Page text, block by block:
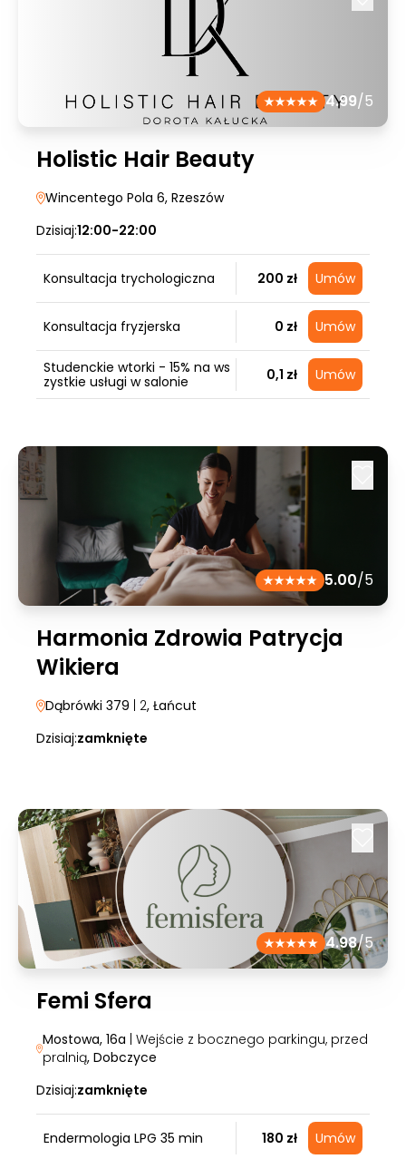
4.99/5
Holistic Hair Beauty
Wincentego Pola 6, Rzeszów
Dzisiaj:12:00-22:00
Konsultacja trychologiczna 200 zł Umów
Konsultacja fryzjerska 0 zł Umów
Studenckie wtorki - 15% na ws
zystkie usługi w salonie
0,1 zł Umów
5.00/5
Harmonia Zdrowia Patrycja
Wikiera
Dąbrówki 379 | 2, Łańcut
Dzisiaj:zamknięte
4.98/5
Femi Sfera
Mostowa, 16a | Wejście z bocznego parkingu, przed
pralnią, Dobczyce
Dzisiaj:zamknięte
Endermologia LPG 35 min 180 zł Umów